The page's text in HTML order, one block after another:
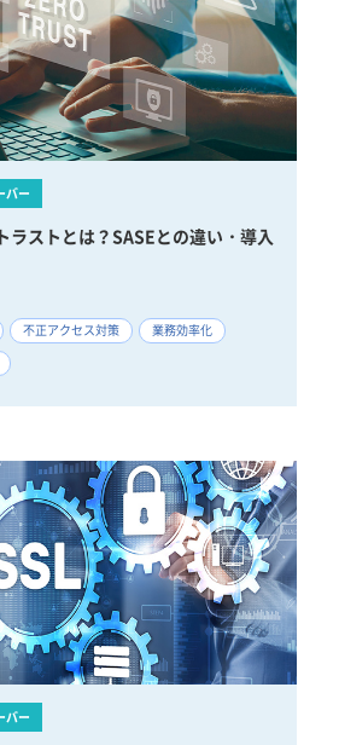
バー
ラストとは？SASEとの違い・導入
不正アクセス対策
業務効率化
バー